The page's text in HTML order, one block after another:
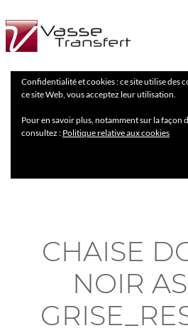
Confidentialité et cookies : ce site utilise des
ce site Web, vous acceptez leur utilisation.
Pour en savoir plus, notamment sur la façon
consultez : Politique relative aux cookies
CHAISE
NOIR